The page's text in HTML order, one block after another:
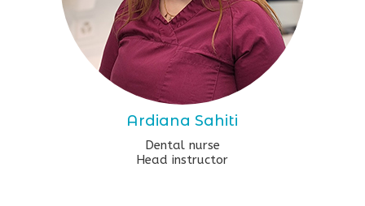
Ardiana Sahiti
Dental nurse
Head instructor